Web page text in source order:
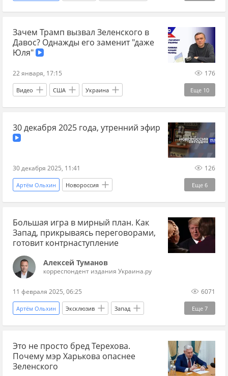
суверенитет США Гренландия
ракеты геополитика территория
Дональд Трамп
Зачем Трамп вызвал Зеленского в
Давос? Однажды его заменит "даже
Юля"
22 января, 17:15 176
Еще 10
Видео США Украина
Дональд Трамп Давос
Владимир Зеленский
граница историк экономика
30 декабря 2025 года, утренний эфир
30 декабря 2025, 11:41 126
Еще 6
Артём Ольхин Новороссия
Донецкая Народная Республика ЛНР
Леонид Кучма Михаил Павлив
Украина.ру Новороссия сегодня
Большая игра в мирный план. Как
Запад, прикрываясь переговорами,
готовит контрнаступление
Алексей Туманов
корреспондент издания Украина.ру
11 февраля 2025, 06:25 6071
Еще 7
Артём Ольхин Эксклюзив Запад
Украина Россия Дональд Трамп
Михаил Подоляк Вооруженные силы Украины
НАТО bloomberg
Это не просто бред Терехова.
Почему мэр Харькова опаснее
Зеленского